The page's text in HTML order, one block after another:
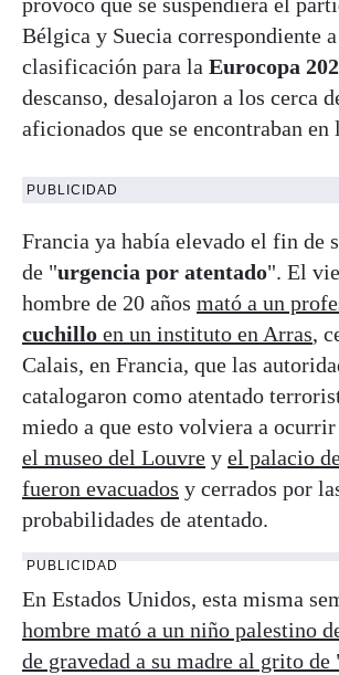
Bélgica y Suecia correspondiente
clasificación para la Eurocopa
descanso, desalojaron a los cerca
aficionados que se encontraban en
PUBLICIDAD
Francia ya había elevado el fin de
de "urgencia por atentado". El
hombre de 20 años mató a un
cuchillo en un instituto en Arras,
Calais, en Francia, que las
catalogaron como atentado
miedo a que esto volviera a ocurrir
el museo del Louvre y el palacio
fueron evacuados y cerrados por
probabilidades de atentado.
PUBLICIDAD
En Estados Unidos, esta misma
hombre mató a un niño palestino
de gravedad a su madre al grito